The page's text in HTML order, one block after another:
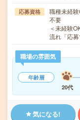
応募資格
職種未経
不要
＜未経験
流れ「応
職場の雰囲気
年齢層
20代
気になる!